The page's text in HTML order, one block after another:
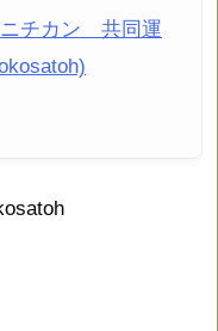
チカン 共同運